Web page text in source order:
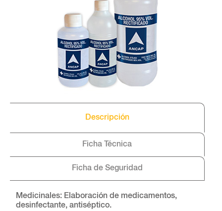
Descripción
Ficha Técnica
Ficha de Seguridad
Medicinales: Elaboración de medicamentos,
desinfectante, antiséptico.